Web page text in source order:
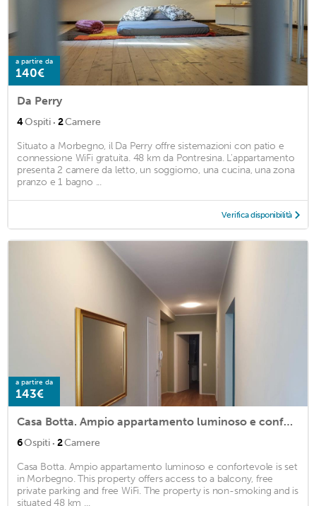
a partire da
140€
Da Perry
4Ospiti · 2Camere
Situato a Morbegno, il Da Perry offre sistemazioni con patio e
connessione WiFi gratuita. 48 km da Pontresina. L'appartamento
presenta 2 camere da letto, un soggiorno, una cucina, una zona
pranzo e 1 bagno ...
Verifica disponibilità
a partire da
143€
Casa Botta. Ampio appartamento luminoso e confortevole
6Ospiti · 2Camere
Casa Botta. Ampio appartamento luminoso e confortevole is set
in Morbegno. This property offers access to a balcony, free
private parking and free WiFi. The property is non-smoking and is
situated 48 km ...